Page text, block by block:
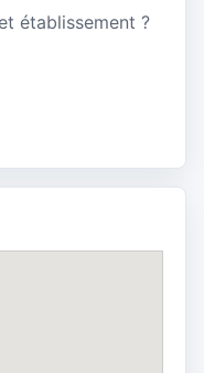
établissement ?